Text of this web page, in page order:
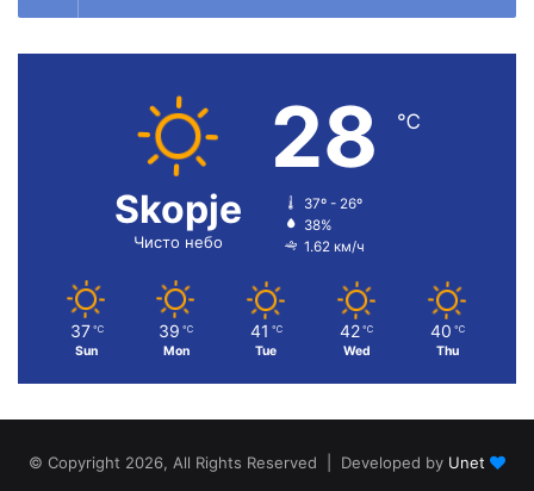
Skopje
Чисто небо
28 ℃
37º - 26º
38%
1.62 км/ч
37 ℃
Sun
39 ℃
Mon
41 ℃
Tue
42 ℃
Wed
40 ℃
Thu
© Copyright 2026, All Rights Reserved | Developed by Unet